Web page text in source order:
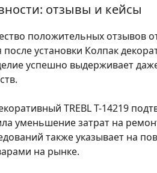
отзывы и кейсы
положительных отзывов
установки Колпак
успешно выдерживает
TREBL T-14219
уменьшение затрат на
также указывает на
на рынке.